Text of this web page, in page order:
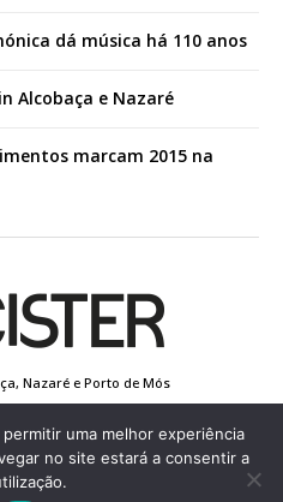
dá música há 110 anos
Alcobaça e Nazaré
marcam 2015 na
Nazaré e Porto de Mós
Edição Impressa
os direitos reservados.
uma melhor experiência
no site estará a consentir a